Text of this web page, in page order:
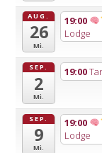
AUG.
26
Mi.
19:00
Lodge
SEP.
2
Mi.
19:00
SEP.
9
Mi.
19:00
Lodge